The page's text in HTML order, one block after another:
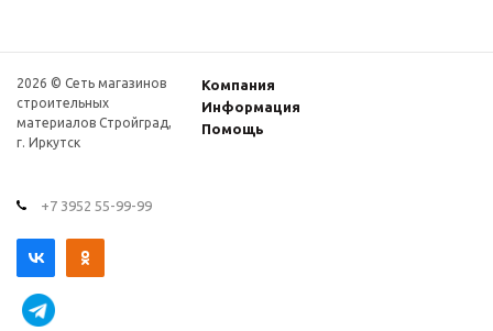
2026 © Сеть магазинов
строительных
материалов Стройград,
г. Иркутск
Компания
Информация
Помощь
+7 3952 55-99-99